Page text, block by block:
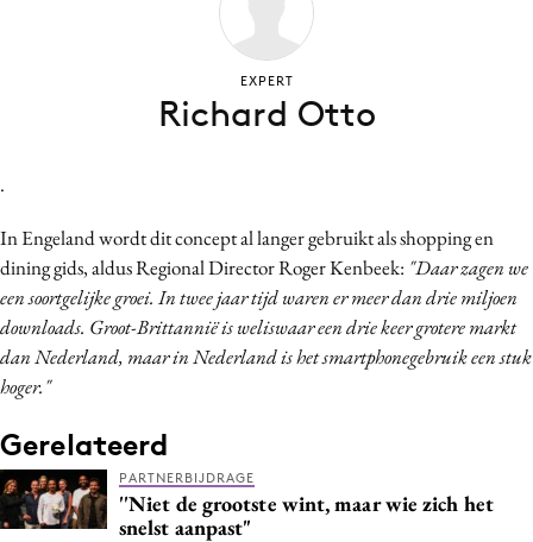
Data & Insights
Design
Digital transformation
Diversiteit
Effectiviteit
Influencer marketing
Interne communicatie
Martech
.
In Engeland wordt dit concept al langer gebruikt als shopping en
dining gids, aldus Regional Director Roger Kenbeek: "Daar zagen we
een soortgelijke groei. In twee jaar tijd waren er meer dan drie miljoen
downloads. Groot-Brittannië is weliswaar een drie keer grotere markt
dan Nederland, maar in Nederland is het smartphonegebruik een stuk
hoger."
Gerelateerd
PARTNERBIJDRAGE
''Niet de grootste wint, maar wie zich het
snelst aanpast"
EXPERT
Richard Otto